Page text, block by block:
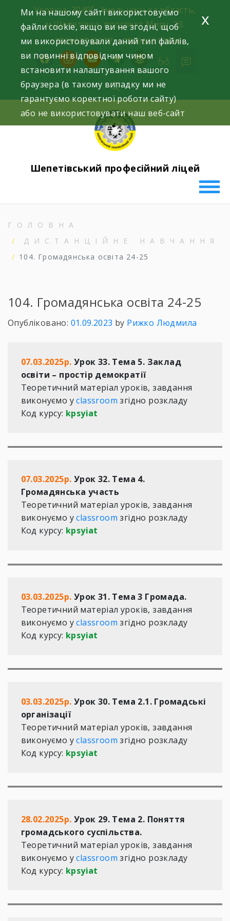
content
Україна, 30405, Хмельницька область,
м.Шепетівка, проспект Миру, 23.
+380963740577, +380966512964
facebookinstagramyoutubetelegram
buffer
Шепетівський професійний ліцей
ГОЛОВНА
ДИСТАНЦІЙНЕ НАВЧАННЯ
104. Громадянська освіта 24-25
104. Громадянська освіта 24-25
Опубліковано: 01.09.2023 by Рижко Людмила
07.03.2025р. Урок 33. Тема 5. Заклад
освіти – простір демократії
Теоретичний матеріал уроків, завдання
виконуємо у classroom згідно розкладу
Код курсу: kpsyiat
07.03.2025р. Урок 32. Тема 4.
Громадянська участь
Теоретичний матеріал уроків, завдання
виконуємо у classroom згідно розкладу
Код курсу: kpsyiat
03.03.2025р. Урок 31. Тема 3 Громада.
Теоретичний матеріал уроків, завдання
виконуємо у classroom згідно розкладу
Код курсу: kpsyiat
03.03.2025р. Урок 30. Тема 2.1. Громадські
організації
Теоретичний матеріал уроків, завдання
виконуємо у classroom згідно розкладу
Код курсу: kpsyiat
28.02.2025р. Урок 29. Тема 2. Поняття
громадського суспільства.
Теоретичний матеріал уроків, завдання
виконуємо у classroom згідно розкладу
Код курсу: kpsyiat
Ми на нашому сайті використовуємо
файли cookie, якщо ви не згодні, щоб
ми використовували даний тип файлів,
ви повинні відповідним чином
встановити налаштування вашого
браузера (в такому випадку ми не
гарантуємо коректної роботи сайту)
або не використовувати наш веб-сайт
x